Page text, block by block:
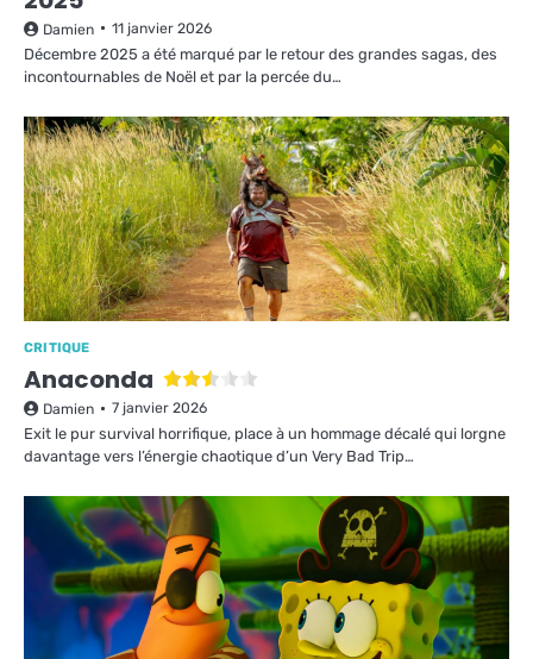
Damien 11 janvier 2026
Décembre 2025 a été marqué par le retour des grandes sagas, des
incontournables de Noël et par la percée du…
CRITIQUE
Anaconda
Damien 7 janvier 2026
Exit le pur survival horrifique, place à un hommage décalé qui lorgne
davantage vers l’énergie chaotique d’un Very Bad Trip…